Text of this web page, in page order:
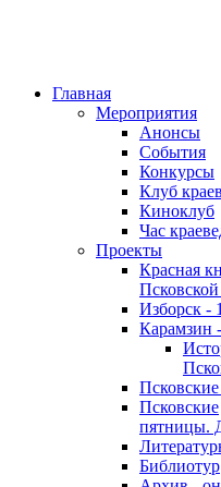
Главная
Мероприятия
Анонсы
События
Конкурсы
Клуб
Киноклуб
Час
Проекты
Красная
Псковской
Изборск -
Карамзин
Псковские
пятницы.
Библиотур